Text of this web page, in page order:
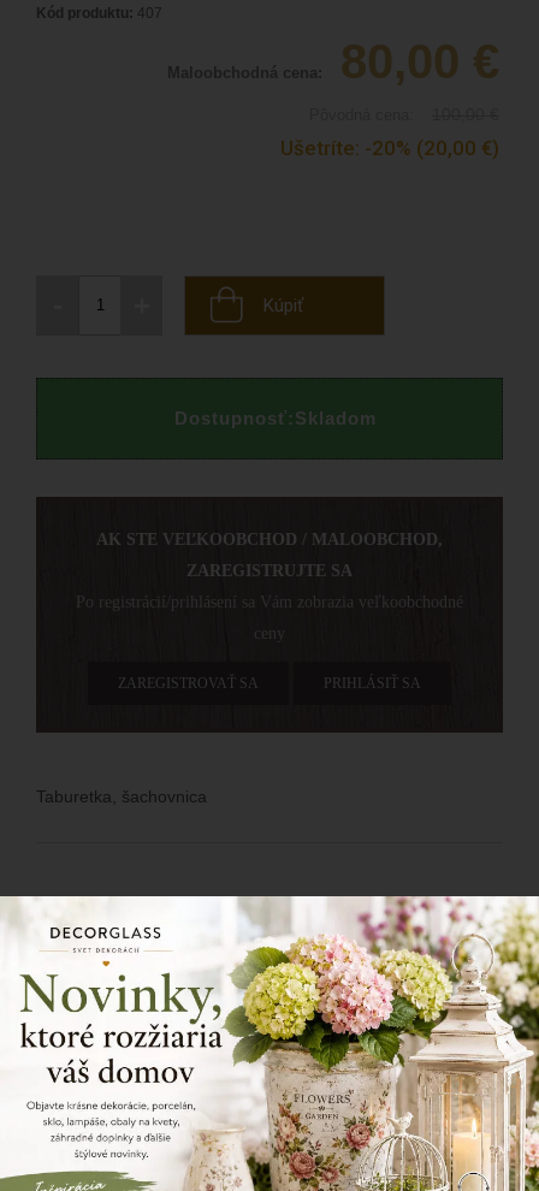
Kód produktu: 407
Maloobchodná cena: 80,00 €
Ušetríte: -20% (20,00 €)
Kúpiť
Dostupnosť: Skladom
AK STE VEĽKOOBCHOD / MALOOBCHOD,
ZAREGISTRUJTE SA
Po registrácií/prihlásení sa Vám zobrazia veľkoobchodné
ceny
ZAREGISTROVAŤ SA PRIHLÁSIŤ SA
Taburetka, šachovnica
1/11
Zdielajte tento produkt